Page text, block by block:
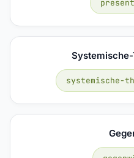
systemische-